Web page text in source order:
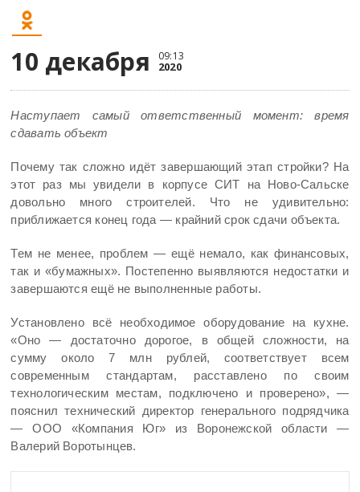
10 декабря 09:13
2020
Наступает самый ответственный момент: время
сдавать объект
Почему так сложно идёт завершающий этап стройки? На
этот раз мы увидели в корпусе СИТ на Ново-Сальске
довольно много строителей. Что не удивительно:
приближается конец года — крайний срок сдачи объекта.
Тем не менее, проблем — ещё немало, как финансовых,
так и «бумажных». Постепенно выявляются недостатки и
завершаются ещё не выполненные работы.
Установлено всё необходимое оборудование на кухне.
«Оно — достаточно дорогое, в общей сложности, на
сумму около 7 млн рублей, соответствует всем
современным стандартам, расставлено по своим
технологическим местам, подключено и проверено», —
пояснил технический директор генерального подрядчика
— ООО «Компания Юг» из Воронежской области —
Валерий Воротынцев.